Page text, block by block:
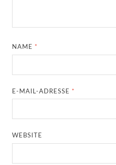
NAME *
E-MAIL-ADRESSE *
WEBSITE